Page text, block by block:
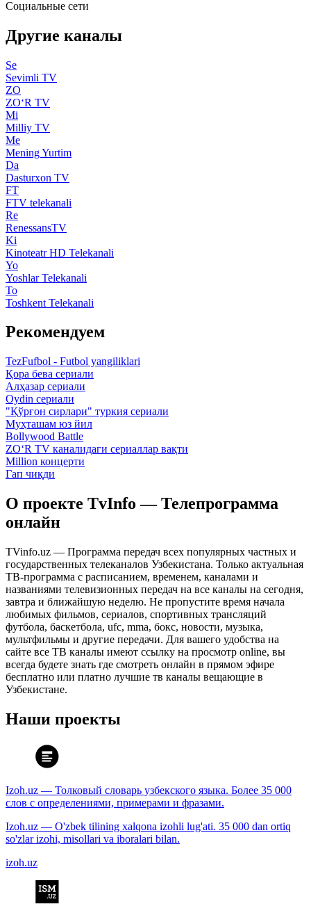
Социальные сети
Другие каналы
Se
Sevimli TV
ZO
ZO‘R TV
Mi
Milliy TV
Me
Mening Yurtim
Da
Dasturxon TV
FT
FTV telekanali
Re
RenessansTV
Ki
Kinoteatr HD Telekanali
Yo
Yoshlar Telekanali
To
Toshkent Telekanali
Рекомендуем
TezFufbol - Futbol yangiliklari
Қора бева сериали
Алҳазар сериали
Oydin сериали
"Қўрғон сирлари" туркия сериали
Муҳташам юз йил
Bollywood Battle
ZO‘R TV каналидаги сериаллар вақти
Million концерти
Гап чиқди
О проекте TvInfo — Телепрограмма
онлайн
TVinfo.uz — Программа передач всех популярных частных и
государственных телеканалов Узбекистана. Только актуальная
ТВ-программа с расписанием, временем, каналами и
названиями телевизионных передач на все каналы на сегодня,
завтра и ближайшую неделю. Не пропустите время начала
любимых фильмов, сериалов, спортивных трансляций
футбола, баскетбола, ufc, mma, бокс, новости, музыка,
мультфильмы и другие передачи. Для вашего удобства на
сайте все ТВ каналы имеют ссылку на просмотр online, вы
всегда будете знать где смотреть онлайн в прямом эфире
бесплатно или платно лучшие тв каналы вещающие в
Узбекистане.
Наши проекты
Izoh.uz — Толковый словарь узбекского языка. Более 35 000
слов с определениями, примерами и фразами.
Izoh.uz — O'zbek tilining xalqona izohli lug'ati. 35 000 dan ortiq
so'zlar izohi, misollari va iboralari bilan.
izoh.uz